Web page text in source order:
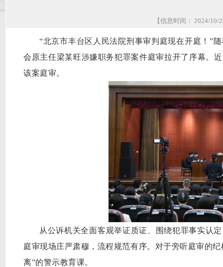
【信息时间： 2024/
“北京市丰台区人民法院刑事审判庭现在开庭！ ”
会原主任梁某旺涉嫌职务犯罪案件庭审拉开了序幕。
该案庭审。
从公诉机关全面客观举证质证
围绕犯罪事实认
庭审现场庄严肃穆，流程规范有序。 对于旁听庭审的
离”的警示教育课。